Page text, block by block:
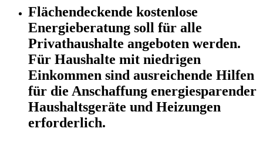
Flächendeckende kostenlose
Energieberatung soll für alle
Privathaushalte angeboten werden.
Für Haushalte mit niedrigen
Einkommen sind ausreichende Hilfen
für die Anschaffung energiesparender
Haushaltsgeräte und Heizungen
erforderlich.